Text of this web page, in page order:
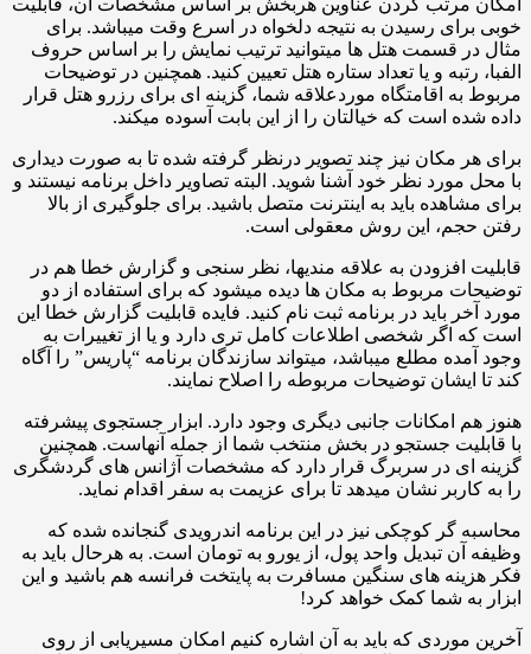
امکان مرتب کردن عناوین هربخش بر اساس مشخصات آن، قابلیت
خوبی برای رسیدن به نتیجه دلخواه در اسرع وقت میباشد. برای
مثال در قسمت هتل ها میتوانید ترتیب نمایش را بر اساس حروف
الفبا، رتبه و یا تعداد ستاره هتل تعیین کنید. همچنین در توضیحات
مربوط به اقامتگاه موردعلاقه شما، گزینه ای برای رزرو هتل قرار
داده شده است که خیالتان را از این بابت آسوده میکند.
برای هر مکان نیز چند تصویر درنظر گرفته شده تا به صورت دیداری
با محل مورد نظر خود آشنا شوید. البته تصاویر داخل برنامه نیستند و
برای مشاهده باید به اینترنت متصل باشید. برای جلوگیری از بالا
رفتن حجم، این روش معقولی است.
قابلیت افزودن به علاقه مندیها، نظر سنجی و گزارش خطا هم در
توضیحات مربوط به مکان ها دیده میشود که برای استفاده از دو
مورد آخر باید در برنامه ثبت نام کنید. فایده قابلیت گزارش خطا این
است که اگر شخصی اطلاعات کامل تری دارد و یا از تغییرات به
وجود آمده مطلع میباشد، میتواند سازندگان برنامه “پاریس” را آگاه
کند تا ایشان توضیحات مربوطه را اصلاح نمایند.
هنوز هم امکانات جانبی دیگری وجود دارد. ابزار جستجوی پیشرفته
با قابلیت جستجو در بخش منتخب شما از جمله آنهاست. همچنین
گزینه ای در سربرگ قرار دارد که مشخصات آژانس های گردشگری
را به کاربر نشان میدهد تا برای عزیمت به سفر اقدام نماید.
محاسبه گر کوچکی نیز در این برنامه اندرویدی گنجانده شده که
وظیفه آن تبدیل واحد پول، از یورو به تومان است. به هرحال باید به
فکر هزینه های سنگین مسافرت به پایتخت فرانسه هم باشید و این
ابزار به شما کمک خواهد کرد!
آخرین موردی که باید به آن اشاره کنیم امکان مسیریابی از روی